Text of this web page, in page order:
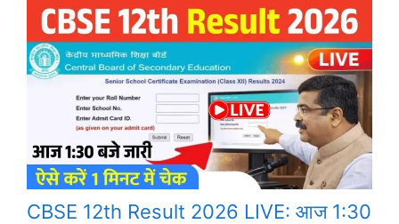
CBSE 12th Result 2026 LIVE: आज 1:30